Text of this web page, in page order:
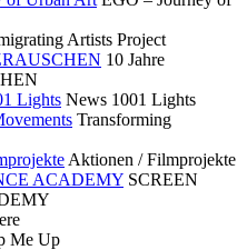
Artists Project
10 Jahre
Lights News 1001 Lights
Transforming
Aktionen / Filmprojekte
ACADEMY SCREEN
Me Up